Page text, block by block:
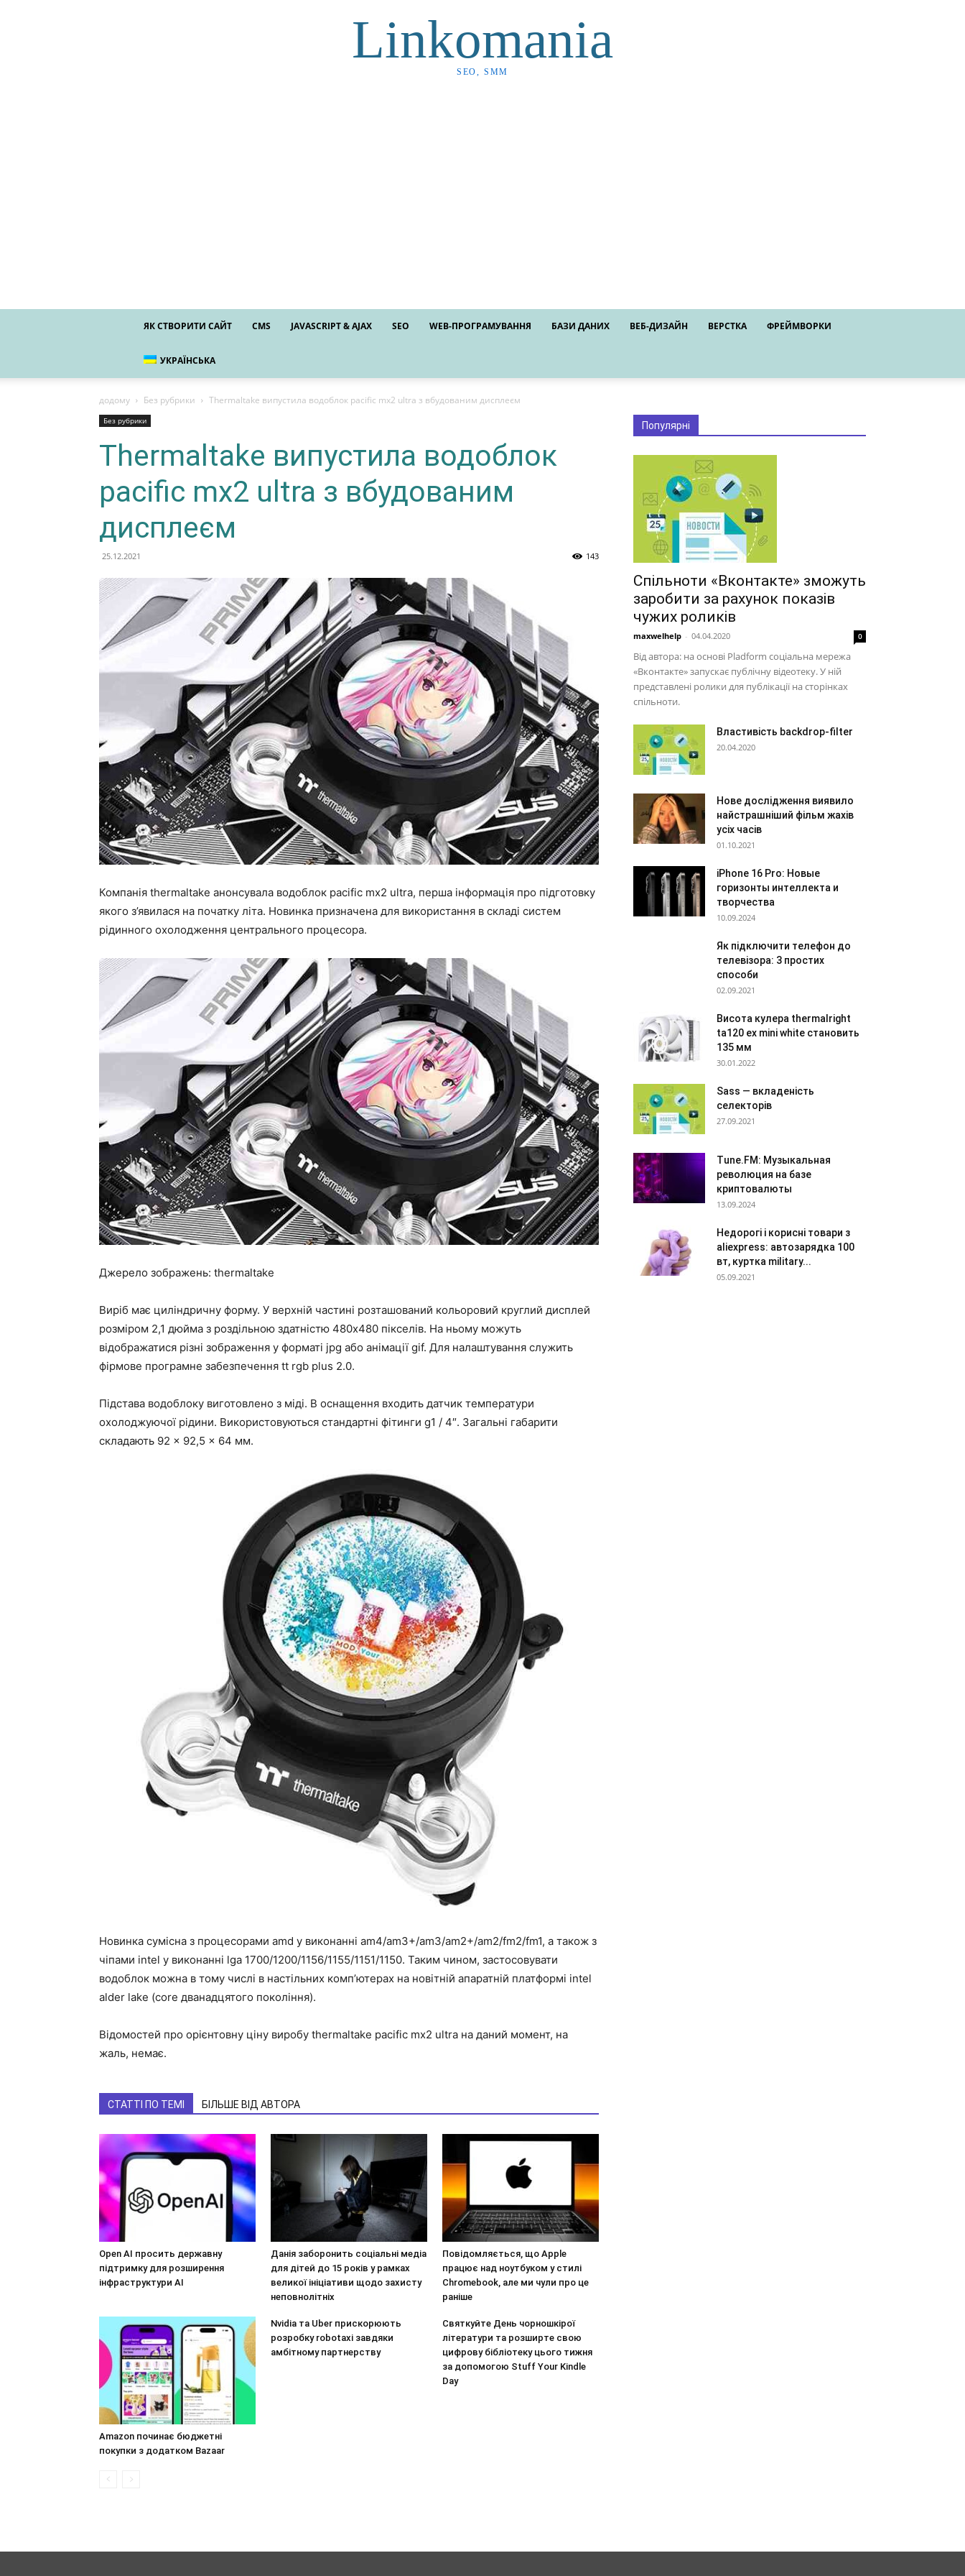
Linkomania
SEO, SMM
ЯК СТВОРИТИ САЙТ CMS JAVASCRIPT & AJAX SEO WEB-ПРОГРАМУВАННЯ БАЗИ ДАНИХ ВЕБ-ДИЗАЙН ВЕРСТКА ФРЕЙМВОРКИ
УКРАЇНСЬКА
додому Без рубрики Thermaltake випустила водоблок pacific mx2 ultra з вбудованим дисплеєм
Без рубрики
Thermaltake випустила водоблок
pacific mx2 ultra з вбудованим
дисплеєм
25.12.2021 143
Компанія thermaltake анонсувала водоблок pacific mx2 ultra, перша інформація про підготовку
якого з’явилася на початку літа. Новинка призначена для використання в складі систем
рідинного охолодження центрального процесора.
Джерело зображень: thermaltake
Виріб має циліндричну форму. У верхній частині розташований кольоровий круглий дисплей
розміром 2,1 дюйма з роздільною здатністю 480х480 пікселів. На ньому можуть
відображатися різні зображення у форматі jpg або анімації gif. Для налаштування служить
фірмове програмне забезпечення tt rgb plus 2.0.
Підстава водоблоку виготовлено з міді. В оснащення входить датчик температури
охолоджуючої рідини. Використовуються стандартні фітинги g1 / 4″. Загальні габарити
складають 92 × 92,5 × 64 мм.
Новинка сумісна з процесорами amd у виконанні am4/am3+/am3/am2+/am2/fm2/fm1, а також з
чіпами intel у виконанні lga 1700/1200/1156/1155/1151/1150. Таким чином, застосовувати
водоблок можна в тому числі в настільних комп’ютерах на новітній апаратній платформі intel
alder lake (core дванадцятого покоління).
Відомостей про орієнтовну ціну виробу thermaltake pacific mx2 ultra на даний момент, на
жаль, немає.
СТАТТІ ПО ТЕМІ БІЛЬШЕ ВІД АВТОРА
Open AI просить державну
підтримку для розширення
інфраструктури AI
Данія заборонить соціальні медіа
для дітей до 15 років у рамках
великої ініціативи щодо захисту
неповнолітніх
Повідомляється, що Apple
працює над ноутбуком у стилі
Chromebook, але ми чули про це
раніше
Amazon починає бюджетні
покупки з додатком Bazaar
Nvidia та Uber прискорюють
розробку robotaxi завдяки
амбітному партнерству
Святкуйте День чорношкірої
літератури та розширте свою
цифрову бібліотеку цього тижня
за допомогою Stuff Your Kindle
Day
Популярні
Спільноти «Вконтакте» зможуть
заробити за рахунок показів
чужих роликів
maxwelhelp - 04.04.2020 0
Від автора: на основі Pladform соціальна мережа
«Вконтакте» запускає публічну відеотеку. У ній
представлені ролики для публікації на сторінках
спільноти.
Властивість backdrop-filter
20.04.2020
Нове дослідження виявило
найстрашніший фільм жахів
усіх часів
01.10.2021
iPhone 16 Pro: Новые
горизонты интеллекта и
творчества
10.09.2024
Як підключити телефон до
телевізора: 3 простих
способи
02.09.2021
Висота кулера thermalright
ta120 ex mini white становить
135 мм
30.01.2022
Sass — вкладеність
селекторів
27.09.2021
Tune.FM: Музыкальная
революция на базе
криптовалюты
13.09.2024
Недорогі і корисні товари з
aliexpress: автозарядка 100
вт, куртка military...
05.09.2021